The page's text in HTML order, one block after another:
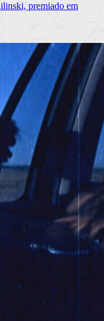
premiado em